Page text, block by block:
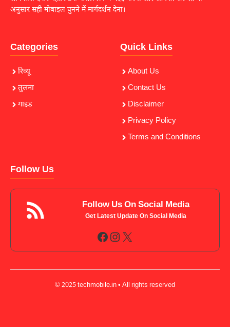
अनुसार सही मोबाइल चुनने में मार्गदर्शन देना।
Categories
रिव्यू
तुलना
गाइड
Quick Links
About Us
Contact Us
Disclaimer
Privacy Policy
Terms and Conditions
Follow Us
Follow Us On Social Media
Get Latest Update On Social Media
Facebook
Instagram
X
© 2025 techmobile.in • All rights reserved